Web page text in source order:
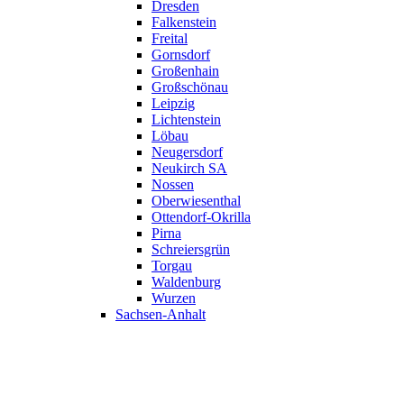
Dresden
Falkenstein
Freital
Gornsdorf
Großenhain
Großschönau
Leipzig
Lichtenstein
Löbau
Neugersdorf
Neukirch SA
Nossen
Oberwiesenthal
Ottendorf-Okrilla
Pirna
Schreiersgrün
Torgau
Waldenburg
Wurzen
Sachsen-Anhalt